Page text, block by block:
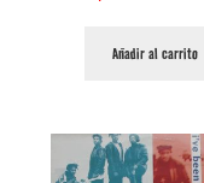
Añadir al carrito